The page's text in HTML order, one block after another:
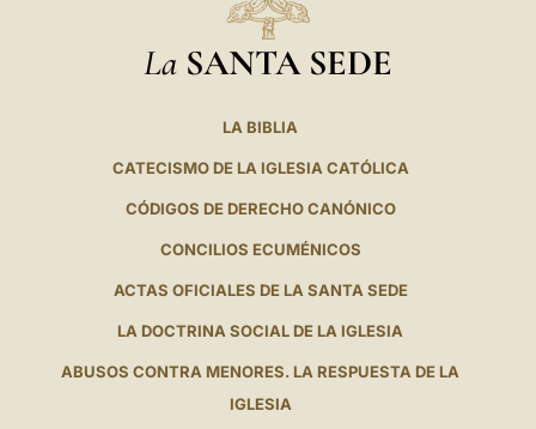
La SANTA SEDE
LA BIBLIA
CATECISMO DE LA IGLESIA CATÓLICA
CÓDIGOS DE DERECHO CANÓNICO
CONCILIOS ECUMÉNICOS
ACTAS OFICIALES DE LA SANTA SEDE
LA DOCTRINA SOCIAL DE LA IGLESIA
ABUSOS CONTRA MENORES. LA RESPUESTA DE LA
IGLESIA